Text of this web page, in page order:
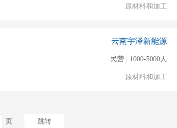
原材料和加工
云南宇泽新能源
民营 | 1000-5000人
原材料和加工
页 跳转